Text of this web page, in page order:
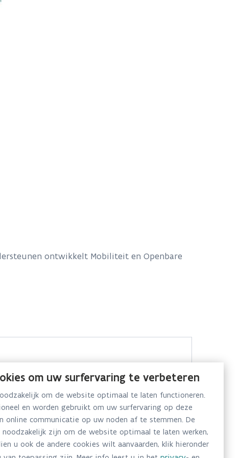
ontwikkelt Mobiliteit en Openbare
om uw surfervaring te verbeteren
om de website optimaal te laten functioneren.
en worden gebruikt om uw surfervaring op deze
online communicatie op uw noden af te stemmen. De
zijn om de website optimaal te laten werken,
u ook de andere cookies wilt aanvaarden, klik hieronder